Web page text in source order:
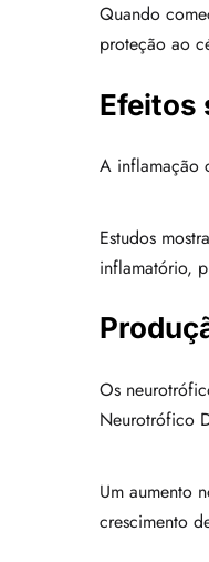
Quando
proteção ao
Efeitos
A inflamação
Estudos
inflamatório,
Os
Neurotrófico
Um aumento
crescimento